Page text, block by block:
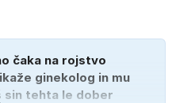
čaka na rojstvo
ginekolog in mu
tehta le dober